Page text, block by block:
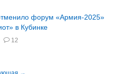
форум «Армия-2025»
в Кубинке
12